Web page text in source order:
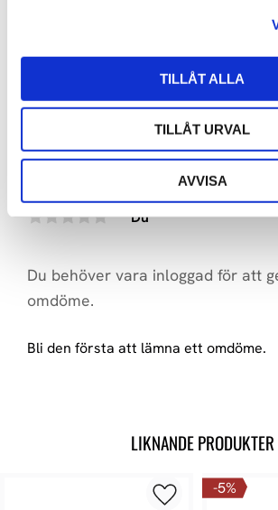
TILLÅT ALLA
TILLÅT URVAL
AVVISA
Du
Bli den första att lämna ett omdöme.
10 990kr
11 490kr
LIKNANDE PRODUKTER
5%